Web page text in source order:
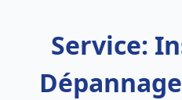
Service: